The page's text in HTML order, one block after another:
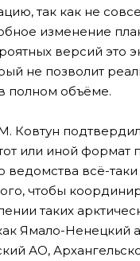
так как не
изменение
версий это
не позволит
полном объёме.
Ковтун
или иной формат
ведомства всё-
чтобы
таких
Ямало-Ненецкий
АО,